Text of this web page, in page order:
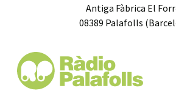
Antiga Fàbrica El
08389 Palafolls